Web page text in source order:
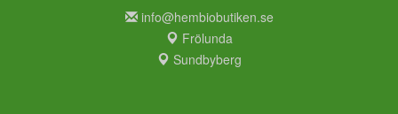
info@hembiobutiken.se
Frölunda
Sundbyberg